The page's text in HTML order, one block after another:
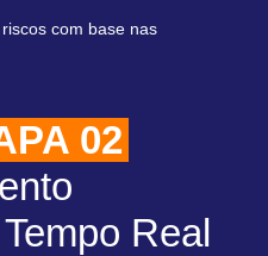
com base nas
02
Real